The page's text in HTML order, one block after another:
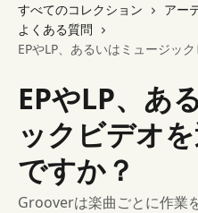
すべてのコレクション
アー
よくある質問
EPやLP、あるいはミュージッ
EPやLP、あ
ックビデオ
ですか？
Grooverは楽曲ごとに作業